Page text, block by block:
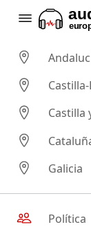
Castilla
Galicia
Política